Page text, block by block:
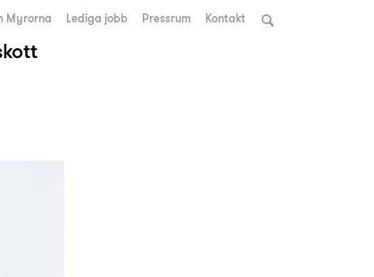
Myrorna Lediga jobb Pressrum Kontakt